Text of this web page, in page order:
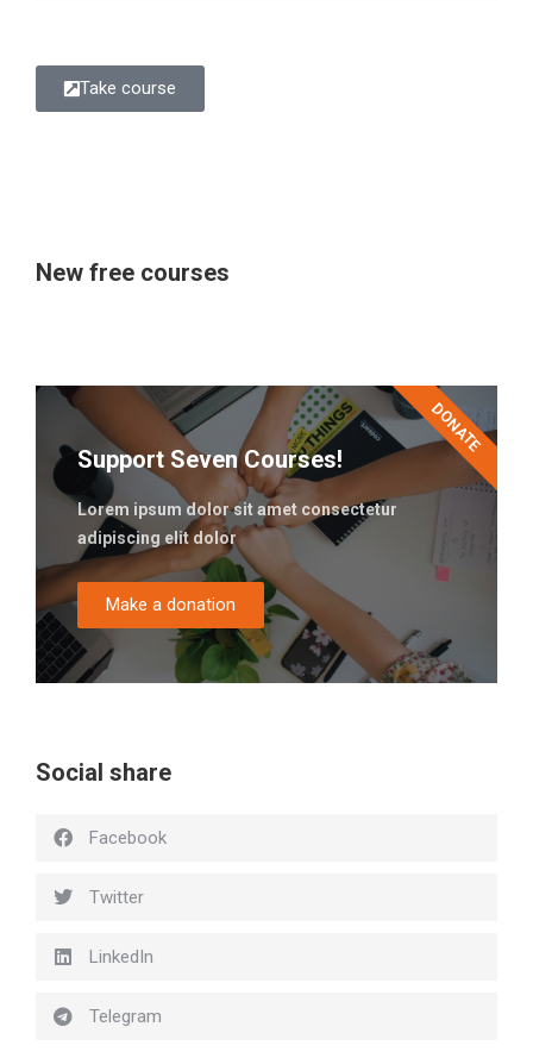
Take course
New free courses
Support Seven Courses!
Lorem ipsum dolor sit amet consectetur
adipiscing elit dolor
Make a donation
DONATE
Social share
Facebook
Twitter
LinkedIn
Telegram